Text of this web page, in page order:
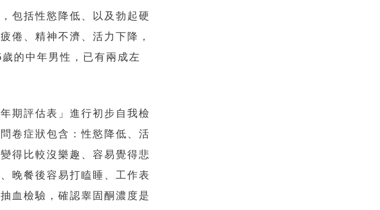
包括性慾降低、以及勃起硬
倦、精神不濟、活力下降，
的中年男性，已有兩成左
期評估表」進行初步自我檢
卷症狀包含：性慾降低、活
得比較沒樂趣、容易覺得悲
晚餐後容易打瞌睡、工作表
血檢驗，確認睾固酮濃度是